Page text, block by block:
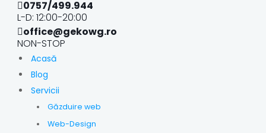
0757/499.944
L-D: 12:00-20:00
office@gekowg.ro
NON-STOP
Acasă
Blog
Servicii
Găzduire web
Web-Design